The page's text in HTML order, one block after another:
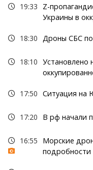
19:33
Z-
Украины в
18:30 Дроны СБС
18:10
17:50 Ситуация на
17:20 В рф начали
16:55
Морские
подробности